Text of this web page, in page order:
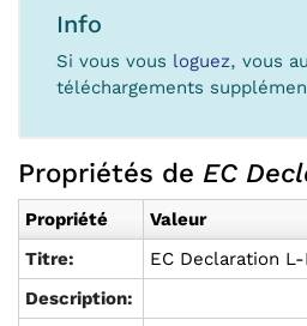
Info
Si vous vous loguez, vous
téléchargements
Propriétés de EC
Propriété
Valeur
Titre:
EC Declaration L-
Description: